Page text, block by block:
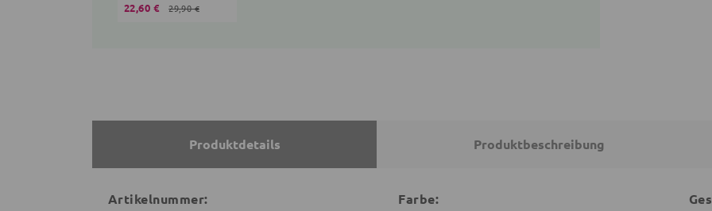
22,60 € 29,90 €
Produktdetails Produktbeschreibung
Artikelnummer: Farbe: